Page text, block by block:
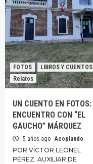
FOTOS
LIBROS Y CUENTOS
Relatos
UN CUENTO EN FOTOS:
ENCUENTRO CON “EL
GAUCHO” MÁRQUEZ
5 años ago Acoplando
POR VÍCTOR LEONEL
PÉREZ. AUXILIAR DE